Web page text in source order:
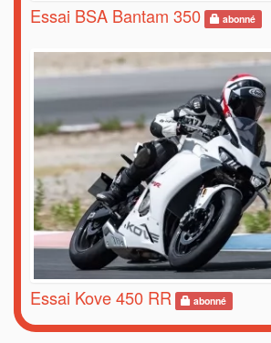
Essai BSA Bantam 350 abonné
Essai Kove 450 RR abonné